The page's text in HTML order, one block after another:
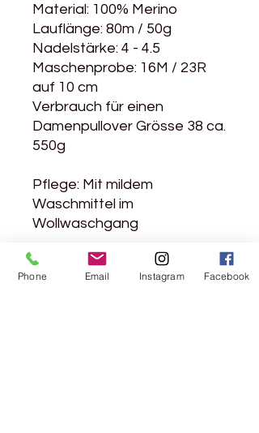
Material: 100% Merino
Lauflänge: 80m / 50g
Nadelstärke: 4 - 4.5
Maschenprobe: 16M / 23R
auf 10 cm
Verbrauch für einen
Damenpullover Grösse 38 ca.
550g
Pflege: Mit mildem
Waschmittel im
Wollwaschgang
Phone Email Instagram Facebook